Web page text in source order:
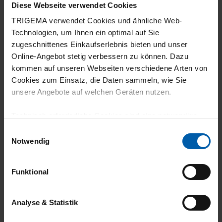
Diese Webseite verwendet Cookies
TRIGEMA verwendet Cookies und ähnliche Web-
Technologien, um Ihnen ein optimal auf Sie
zugeschnittenes Einkaufserlebnis bieten und unser
Online-Angebot stetig verbessern zu können. Dazu
kommen auf unseren Webseiten verschiedene Arten von
Cookies zum Einsatz, die Daten sammeln, wie Sie
unsere Angebote auf welchen Geräten nutzen.
grundlegende Funktionen wie etwa zur Auswahl und
gewährleisten.
Für die Darstellung personalisierter Angebote, Anzeigen
und Inhalte aufgrund Ihres Nutzerverhaltens und Ihres
Notwendig
Funktional
Analyse & Statistik
climate-neutral
Family business